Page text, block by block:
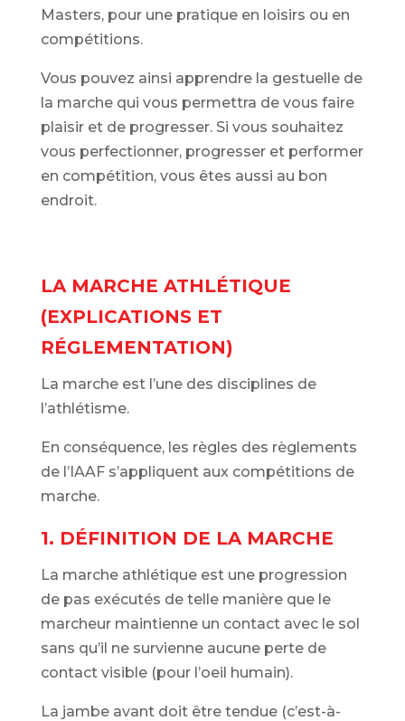
Masters, pour une pratique en loisirs ou en
compétitions.‌
Vous pouvez ainsi apprendre la gestuelle de
la marche qui vous permettra de vous faire
plaisir et de progresser. Si vous souhaitez
vous perfectionner, progresser et performer
en compétition, vous êtes aussi au bon
endroit.
LA MARCHE ATHLÉTIQUE
(EXPLICATIONS ET
RÉGLEMENTATION)
La marche est l’une des disciplines de
l’athlétisme.
En conséquence, les règles des règlements
de l’IAAF s’appliquent aux compétitions de
marche.
1. DÉFINITION DE LA MARCHE
La marche athlétique est une progression
de pas exécutés de telle manière que le
marcheur maintienne un contact avec le sol
sans qu’il ne survienne aucune perte de
contact visible (pour l’oeil humain).
La jambe avant doit être tendue (c’est-à-